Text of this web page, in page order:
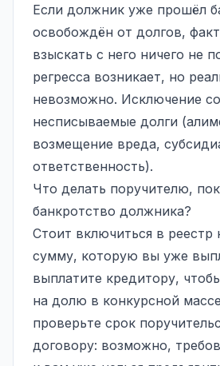
Если должник уже прошёл
освобождён от долгов,
взыскать с него ничего не
регресса возникает, но
невозможно. Исключение
несписываемые долги
возмещение вреда,
ответственность).
Что делать поручителю,
банкротство должника?
Стоит включиться в реестр
сумму, которую вы уже
выплатите кредитору,
на долю в конкурсной
проверьте срок
договору: возможно,